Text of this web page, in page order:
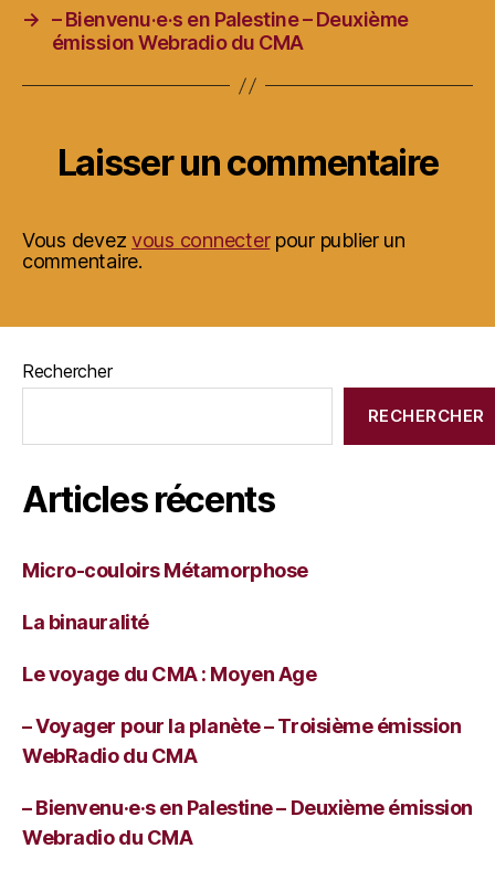
→ – Bienvenu·e·s en Palestine – Deuxième
émission Webradio du CMA
Laisser un commentaire
Vous devezvous connecterpour publier un
commentaire.
Rechercher
RECHERCHER
Articles récents
Micro-couloirs Métamorphose
La binauralité
Le voyage du CMA : Moyen Age
– Voyager pour la planète – Troisième émission
WebRadio du CMA
– Bienvenu·e·s en Palestine – Deuxième émission
Webradio du CMA